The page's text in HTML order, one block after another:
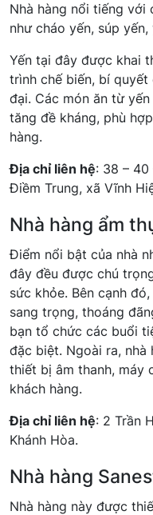
Nhà hàng nổi tiếng với
như cháo yến, súp
Yến tại đây được khai
trình chế biến, bí
đại. Các món ăn từ
tăng đề kháng, phù
hàng.
Địa chỉ liên hệ: 38 – 40
Điềm Trung, xã Vĩnh
Nhà hàng ẩm
Điểm nổi bật của nhà
đây đều được chú
sức khỏe. Bên cạnh
sang trọng, thoáng
bạn tổ chức các buổi
đặc biệt. Ngoài ra,
thiết bị âm thanh, máy
khách hàng.
Địa chỉ liên hệ: 2 Trần
Khánh Hòa.
Nhà hàng
Nhà hàng này được